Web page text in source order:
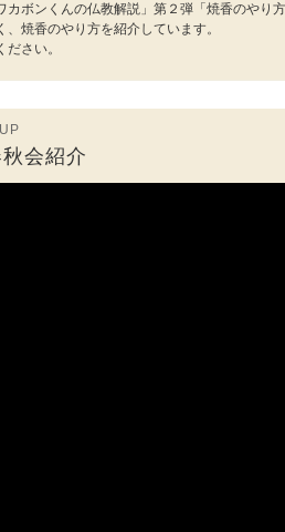
カボンくんの仏教解説」第２弾「焼香のやり
、焼香のやり方を紹介しています。
さい。
会紹介